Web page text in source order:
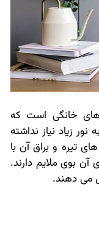
های خانگی است که
زیاد نیاز نداشته
تیره و براق آن با
بوی ملایم دارند.
می دهند.